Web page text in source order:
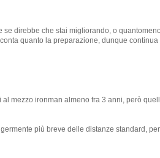
se direbbe che stai migliorando, o
quanto la preparazione, dunque continua
al mezzo ironman almeno fra 3 anni, però
più breve delle distanze standard,